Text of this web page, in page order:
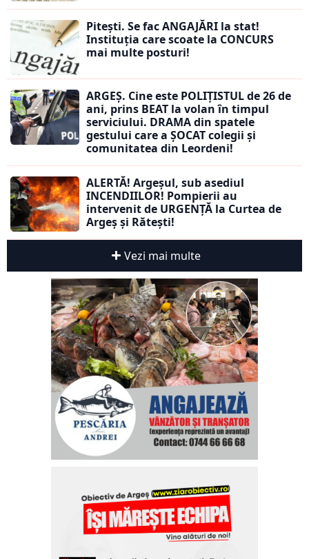
Pitești. Se fac ANGAJĂRI la stat!
Instituția care scoate la CONCURS
mai multe posturi!
ARGEȘ. Cine este POLIȚISTUL de 26 de
ani, prins BEAT la volan în timpul
serviciului. DRAMA din spatele
gestului care a ȘOCAT colegii și
comunitatea din Leordeni!
ALERTĂ! Argeșul, sub asediul
INCENDIILOR! Pompierii au
intervenit de URGENȚĂ la Curtea de
Argeș și Rătești!
Vezi mai multe